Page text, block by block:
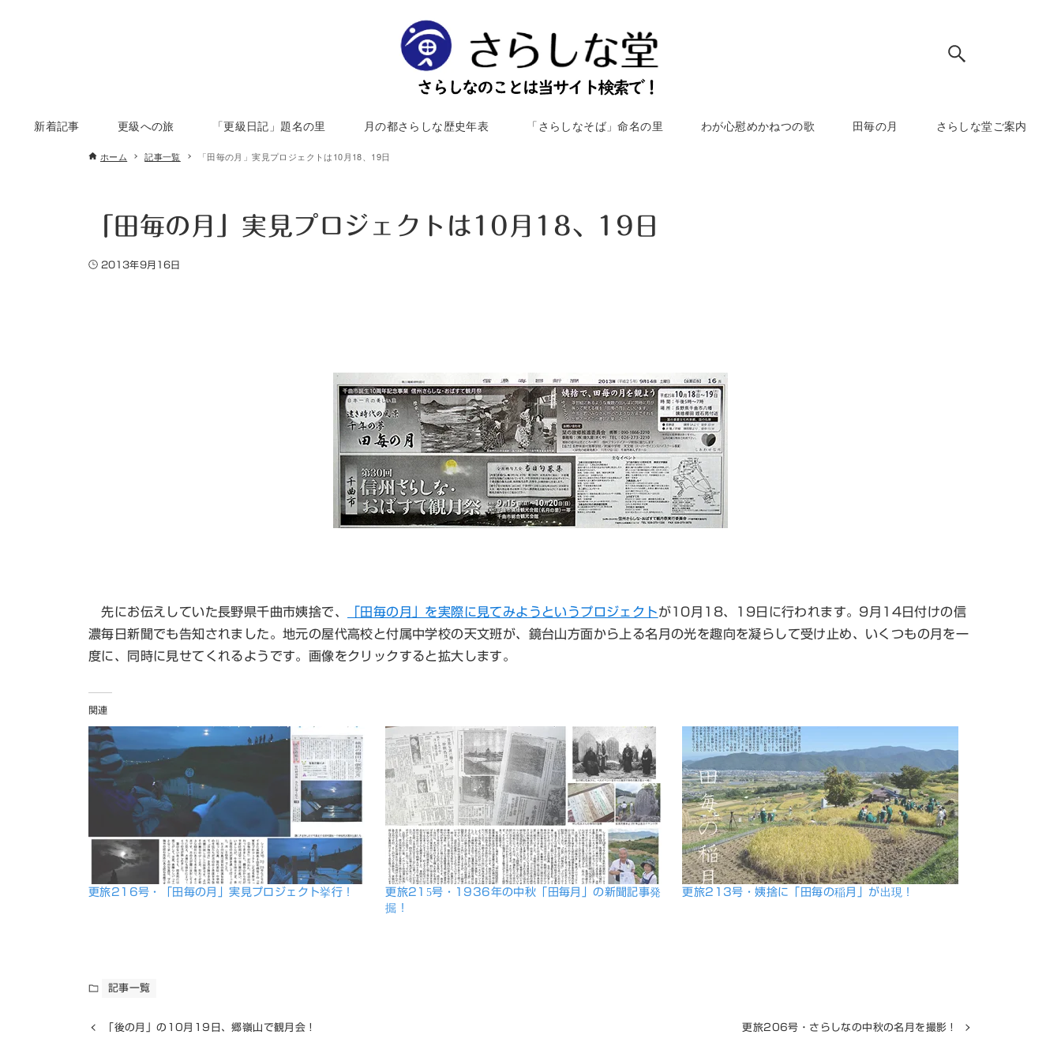
新着記事 更級への旅 「更級日記」題名の里 月の都さらしな歴史年表 「さらしなそば」命名の里 わが心慰めかねつの歌 田毎の月 さらしな堂ご案内
ホーム 記事一覧 「田毎の月」実見プロジェクトは10月18、19日
「田毎の月」実見プロジェクトは10月18、19日
2013年9月16日
先にお伝えしていた長野県千曲市姨捨で、 「田毎の月」を実際に見てみようというプロジェクトが10月18、19日に行われます。9月14日付けの信
濃毎日新聞でも告知されました。地元の屋代高校と付属中学校の天文班が、鏡台山方面から上る名月の光を趣向を凝らして受け止め、いくつもの月を一
度に、同時に見せてくれるようです。画像をクリックすると拡大します。
関連
更旅216号・「田毎の月」実見プロジェクト挙行！
更旅215号・1936年の中秋「田毎月」の新聞記事発
掘！
更旅213号・姨捨に「田毎の稲月」が出現！
記事一覧
「後の月」の10月19日、郷嶺山で観月会！ 更旅206号・さらしなの中秋の名月を撮影！